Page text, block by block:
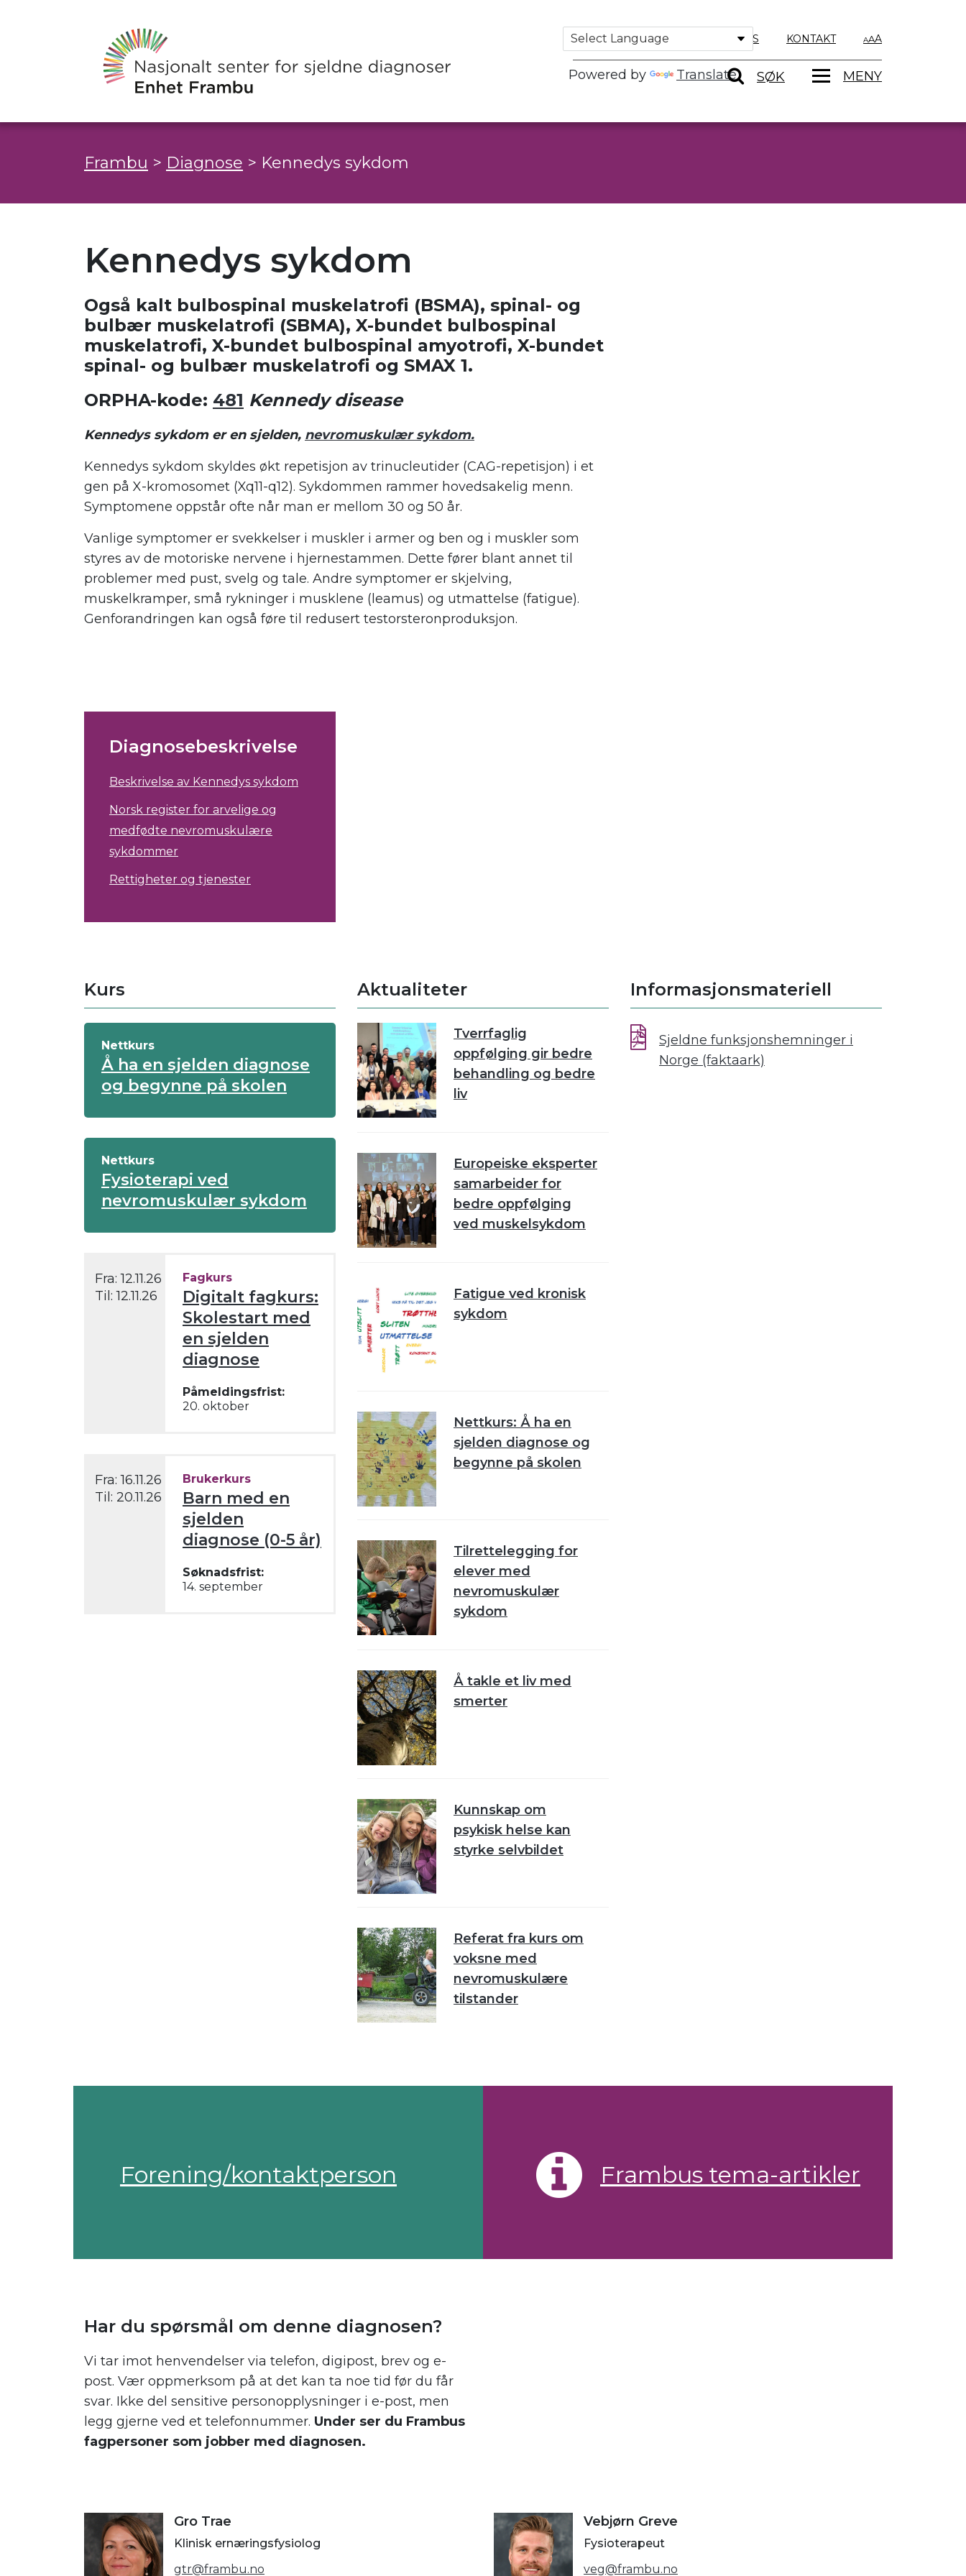
Powered by Translate
OM OSS KONTAKT A
SØK MENY
Frambu > Diagnose > Kennedys sykdom
Kennedys sykdom
Også kalt bulbospinal muskelatrofi (BSMA), spinal- og
bulbær muskelatrofi (SBMA), X-bundet bulbospinal
muskelatrofi, X-bundet bulbospinal amyotrofi, X-bundet
spinal- og bulbær muskelatrofi og SMAX 1.
ORPHA-kode: 481 Kennedy disease
Kennedys sykdom er en sjelden, nevromuskulær sykdom.
Kennedys sykdom skyldes økt repetisjon av trinucleutider (CAG-repetisjon) i et
gen på X-kromosomet (Xq11-q12). Sykdommen rammer hovedsakelig menn.
Symptomene oppstår ofte når man er mellom 30 og 50 år.
Vanlige symptomer er svekkelser i muskler i armer og ben og i muskler som
styres av de motoriske nervene i hjernestammen. Dette fører blant annet til
problemer med pust, svelg og tale. Andre symptomer er skjelving,
muskelkramper, små rykninger i musklene (leamus) og utmattelse (fatigue).
Genforandringen kan også føre til redusert testorsteronproduksjon.
Diagnosebeskrivelse
Beskrivelse av Kennedys sykdom
Norsk register for arvelige og
medfødte nevromuskulære
sykdommer
Rettigheter og tjenester
Kurs
Nettkurs
Å ha en sjelden diagnose
og begynne på skolen
Nettkurs
Fysioterapi ved
nevromuskulær sykdom
Fra:12.11.26
Til:12.11.26
Fagkurs
Digitalt fagkurs:
Skolestart med
en sjelden
diagnose
Påmeldingsfrist:
20. oktober
Fra:16.11.26
Til: 20.11.26
Brukerkurs
Barn med en
sjelden
diagnose (0-5 år)
Søknadsfrist:
14. september
Aktualiteter
Tverrfaglig
oppfølging gir bedre
behandling og bedre
liv
Europeiske eksperter
samarbeider for
bedre oppfølging
ved muskelsykdom
Fatigue ved kronisk
sykdom
Nettkurs: Å ha en
sjelden diagnose og
begynne på skolen
Tilrettelegging for
elever med
nevromuskulær
sykdom
Å takle et liv med
smerter
Kunnskap om
psykisk helse kan
styrke selvbildet
Referat fra kurs om
voksne med
nevromuskulære
tilstander
Informasjonsmateriell
Sjeldne funksjonshemninger i
Norge (faktaark)
Forening/kontaktperson Frambus tema-artikler
Har du spørsmål om denne diagnosen?
Vi tar imot henvendelser via telefon, digipost, brev og e-
post. Vær oppmerksom på at det kan ta noe tid før du får
svar. Ikke del sensitive personopplysninger i e-post, men
legg gjerne ved et telefonnummer. Under ser du Frambus
fagpersoner som jobber med diagnosen.
Gro Trae
Klinisk ernæringsfysiolog
gtr@frambu.no
Vebjørn Greve
Fysioterapeut
veg@frambu.no